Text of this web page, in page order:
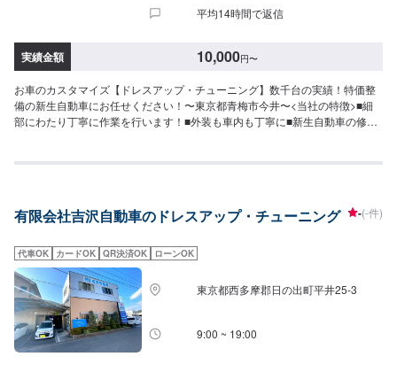
平均14時間で返信
実績金額 10,000円〜
お車のカスタマイズ【ドレスアップ・チューニング】数千台の実績！特価整
備の新生自動車にお任せください！〜東京都青梅市今井〜<当社の特徴>■細
部にわたり丁寧に作業を行います！■外装も車内も丁寧に■新生自動車の修理
始【4】仕上がり次第納車<パーツについて>パーツの持ち込み・販売も可能
お車の作業中は代車をご利用ください。※代車の燃料代はお客様にご負担いた
営業時間：9:00~18:00
有限会社吉沢自動車のドレスアップ・チューニング -(-件)
代車OK カードOK QR決済OK ローンOK
東京都西多摩郡日の出町平井25-3
9:00 ~ 19:00